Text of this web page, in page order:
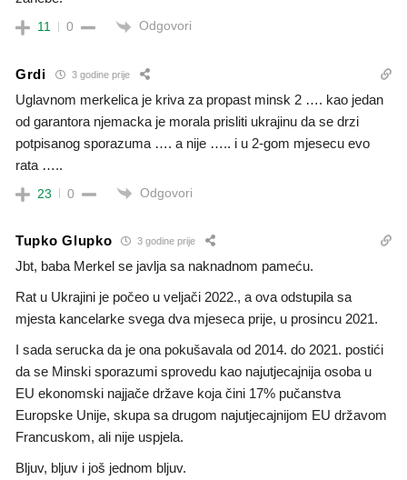
11 0 Odgovori
Grdi 3 godine prije
Uglavnom merkelica je kriva za propast minsk 2 …. kao jedan
od garantora njemacka je morala prisliti ukrajinu da se drzi
potpisanog sporazuma …. a nije ….. i u 2-gom mjesecu evo
rata …..
23 0 Odgovori
Tupko Glupko 3 godine prije
Jbt, baba Merkel se javlja sa naknadnom pameću.
Rat u Ukrajini je počeo u veljači 2022., a ova odstupila sa
mjesta kancelarke svega dva mjeseca prije, u prosincu 2021.
I sada serucka da je ona pokušavala od 2014. do 2021. postići
da se Minski sporazumi sprovedu kao najutjecajnija osoba u
EU ekonomski najjače države koja čini 17% pučanstva
Europske Unije, skupa sa drugom najutjecajnijom EU državom
Francuskom, ali nije uspjela.
Bljuv, bljuv i još jednom bljuv.